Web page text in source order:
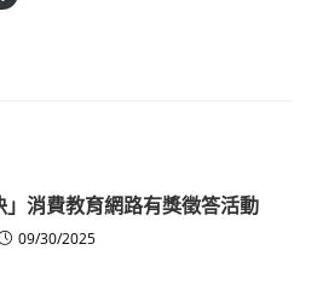
」消費教育網路有獎徵答活動
09/30/2025